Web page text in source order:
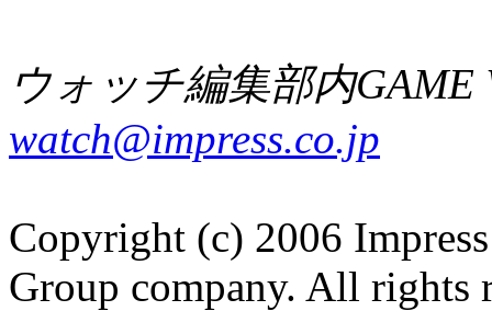
ウォッチ編集部内GAME
watch@impress.co.jp
Copyright (c) 2006
Group company. All rights